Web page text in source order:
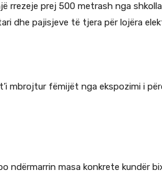
rrezeje prej 500 metrash nga
dhe pajisjeve të tjera për lojëra
mbrojtur fëmijët nga ekspozimi i
ndërmarrin masa konkrete kundër